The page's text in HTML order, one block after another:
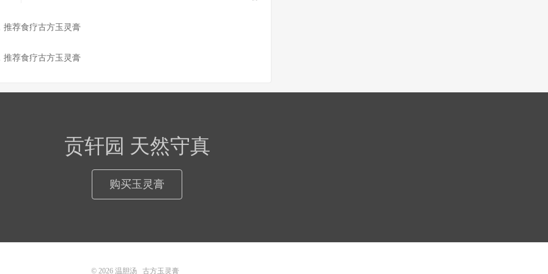
推荐食疗古方玉灵膏
推荐食疗古方玉灵膏
贡轩园 天然守真
购买玉灵膏
© 2026 温胆汤 古方玉灵膏